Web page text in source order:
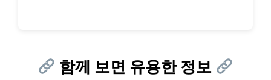
함께 보면 유용한 정보